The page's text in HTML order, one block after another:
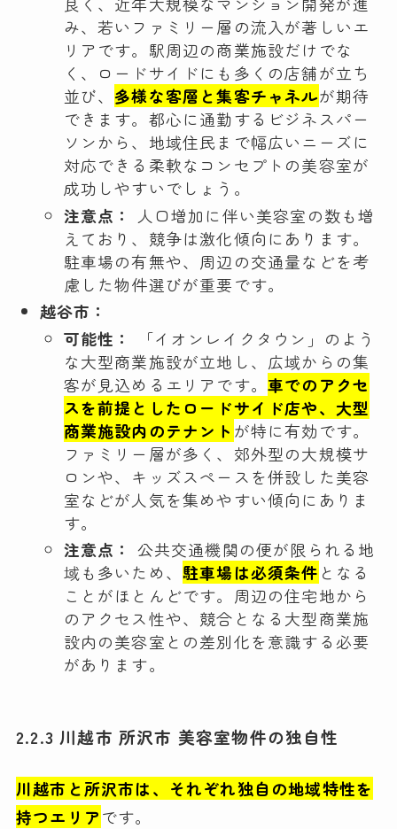
み、若いファミリー層の流入が著しいエ
リアです。駅周辺の商業施設だけでな
く、ロードサイドにも多くの店舗が立ち
並び、 多様な客層と集客チャネルが期待
できます。都心に通勤するビジネスパー
ソンから、地域住民まで幅広いニーズに
対応できる柔軟なコンセプトの美容室が
成功しやすいでしょう。
注意点：
人口増加に伴い美容室の数も増
えており、競争は激化傾向にあります。
駐車場の有無や、周辺の交通量などを考
慮した物件選びが重要です。
越谷市：
可能性：
「イオンレイクタウン」のよう
な大型商業施設が立地し、広域からの集
客が見込めるエリアです。車でのアクセ
スを前提としたロードサイド店や、大型
商業施設内のテナント が特に有効です。
ファミリー層が多く、郊外型の大規模サ
ロンや、キッズスペースを併設した美容
室などが人気を集めやすい傾向にありま
す。
注意点：
公共交通機関の便が限られる地
域も多いため、駐車場は必須条件 となる
ことがほとんどです。周辺の住宅地から
のアクセス性や、競合となる大型商業施
設内の美容室との差別化を意識する必要
があります。
2.2.3 川越市 所沢市 美容室物件の独自性
川越市と所沢市は、それぞれ独自の地域特性を
持つエリアです。